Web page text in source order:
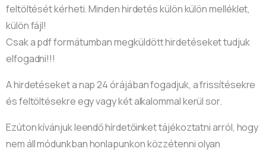
feltöltését kérheti. Minden hirdetés különkülönmelléklet,
külön fájl!
Csak a pdf formátumban megküldött hirdetéseket tudjuk
elfogadni!!!
A hirdetéseket a nap 24 órájában fogadjuk, a frissítésekre
és feltöltésekre egy vagy két alkalommal kerül sor.
Ezúton kívánjuk leendőhírdetőinkettájékoztatni arról, hogy
nem áll módunkban honlapunkon közzétenni olyan